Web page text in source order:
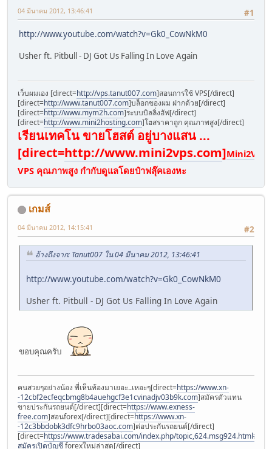
#1
04 มีนาคม 2012, 13:46:41
http://www.youtube.com/watch?v=Gk0_CowNkM0
Usher ft. Pitbull - DJ Got Us Falling In Love Again
เว็บผมเอง [direct=http://vps.tanut007.com]สอนการใช้ VPS[/direct]
[direct=http://www.tanut007.com]บล็อกของผม ฝากด้วย[/direct]
[direct=http://www.mym2h.com]ระบบบิลลิ่งฮัฟ[/direct]
[direct=http://www.mini2hosting.com]โฮสราคาถูก คุณภาพสูง[/direct]
เรียนเทคโน ขายโฮสต์ อยู่บางแสน ...
[direct=http://www.mini2vps.com]
VPS คุณภาพสูง กำกับดูแลโดยป๋าฟลุ๊คเองหะ
เกมส์
#2
04 มีนาคม 2012, 14:15:41
อ้างถึงจาก: Tanut007 ใน 04 มีนาคม 2012, 13:46:41
http://www.youtube.com/watch?v=Gk0_CowNkM0
Usher ft. Pitbull - DJ Got Us Falling In Love Again
ขอบคุณครับ
คนสวยๆอย่างน้อง พี่เห็นท้องมาเยอะ..เหอะๆ[direct=https://www.xn-
-12cbf2ecfeqcbmg8b4auehgcf3e1cvinadjv03b9k.com]สมัครตัวแทน
ขายประกันรถยนต์[/direct][direct=https://www.exness-
free.com]สอนforex[/direct][direct=https://www.xn-
-12c3bbdobk3dfc9hrbo03aoc.com]ต่อประกันรถยนต์[/direct]
[direct=https://www.tradesabai.com/index.php/
สมัครเปิดบัญชีforexใหม่ล่าสุด[/direct]